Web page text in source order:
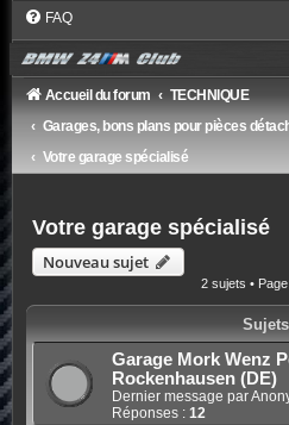
FAQ
Accueil du forum
TECHNIQUE
Garages, bons plans pour pièces
Votre garage spécialisé
Votre garage spécialisé
Nouveau sujet
2 sujets • Page
Sujets
Garage Mork Wenz
Rockenhausen (DE)
Dernier message par
Réponses : 12